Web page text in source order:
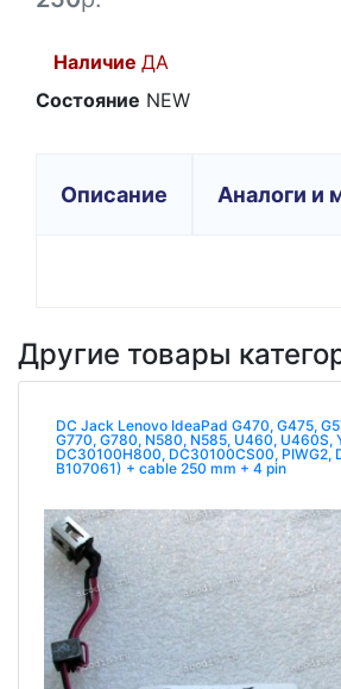
Наличие ДА
Состояние NEW
Описание Аналоги и
Другие товары
DC Jack Lenovo IdeaPad G470, G475,
G770, G780, N580, N585, U460, U460S,
DC30100H800, DC30100CS00, PIWG2,
B107061) + cable 250 mm + 4 pin